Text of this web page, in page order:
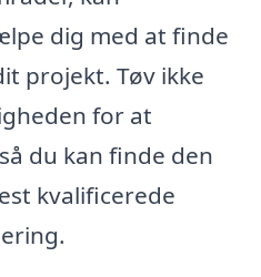
dig med at finde
projekt. Tøv ikke
for at
du kan finde den
kvalificerede